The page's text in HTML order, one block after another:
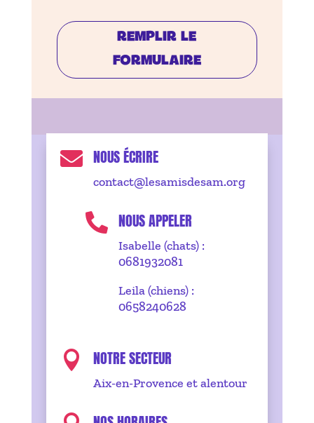
REMPLIR LE
FORMULAIRE
 NOUS ÉCRIRE
contact@lesamisdesam.org
 NOUS APPELER
Isabelle (chats) :
0681932081
Leila (chiens) :
0658240628
 NOTRE SECTEUR
Aix-en-Provence et alentour